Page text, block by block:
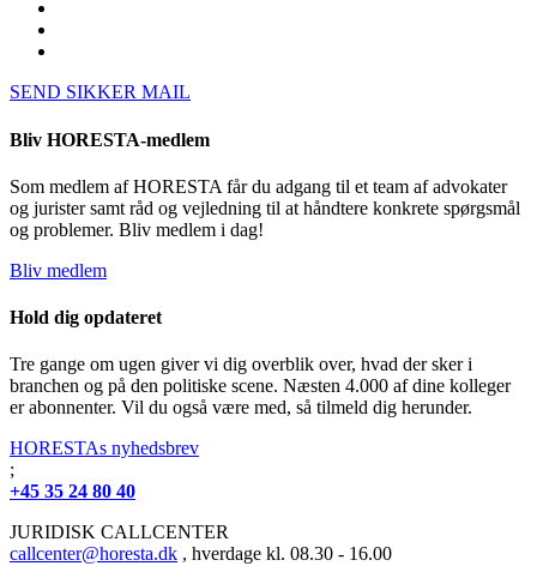
SEND SIKKER MAIL
Bliv HORESTA-medlem
Som medlem af HORESTA får du adgang til et team af advokater
og jurister samt råd og vejledning til at håndtere konkrete spørgsmål
og problemer. Bliv medlem i dag!
Bliv medlem
Hold dig opdateret
Tre gange om ugen giver vi dig overblik over, hvad der sker i
branchen og på den politiske scene. Næsten 4.000 af dine kolleger
er abonnenter. Vil du også være med, så tilmeld dig herunder.
HORESTAs nyhedsbrev
;
+45 35 24 80 40
JURIDISK CALLCENTER
callcenter@horesta.dk , hverdage kl. 08.30 - 16.00